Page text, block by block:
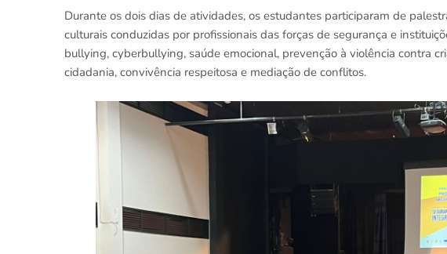
Durante os dois dias de atividades, os estudantes participaram de
culturais conduzidas por profissionais das forças de segurança e
bullying, cyberbullying, saúde emocional, prevenção à violência contra
cidadania, convivência respeitosa e mediação de conflitos.